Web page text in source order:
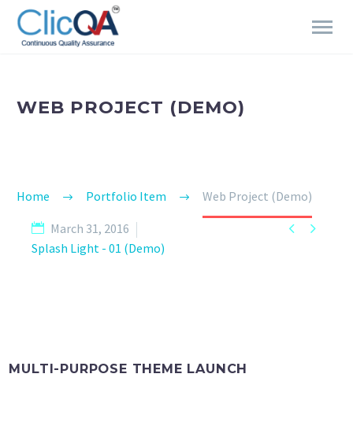
WEB PROJECT (DEMO)
Home Portfolio Item Web Project (Demo)
 
March 31, 2016
Splash Light - 01 (Demo)
MULTI-PURPOSE THEME LAUNCH